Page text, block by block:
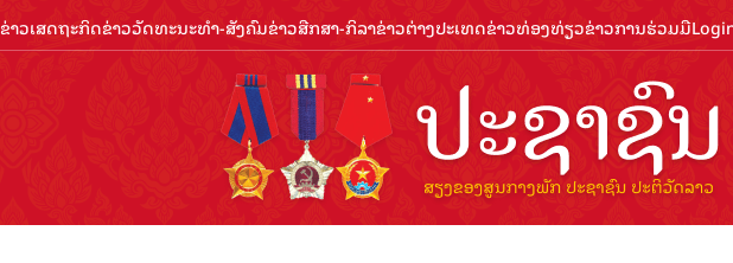
ຂ່າວເສດຖະກິດຂ່າວວັດທະນະທຳ-ສັງຄົມຂ່າວສືກສາ-ກິລາຂ່າວຕ່າງປະເທດຂ່າວທ່ອງທ່ຽວຂ່າວການຮ່ວມມື